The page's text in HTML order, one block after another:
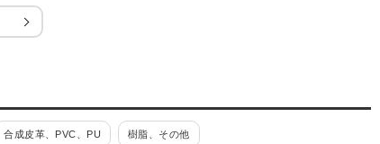
合成皮革、PVC、PU 樹脂、その他